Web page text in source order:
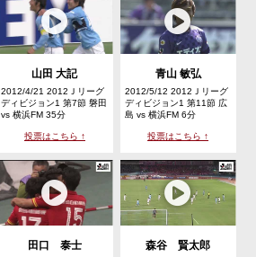
山田 大記
2012/4/21 2012Ｊリーグ
ディビジョン1 第7節 磐田
vs 横浜FM 35分
投票はこちら ↑
青山 敏弘
2012/5/12 2012Ｊリーグ
ディビジョン1 第11節 広
島 vs 横浜FM 6分
投票はこちら ↑
田口 泰士 森谷 賢太郎